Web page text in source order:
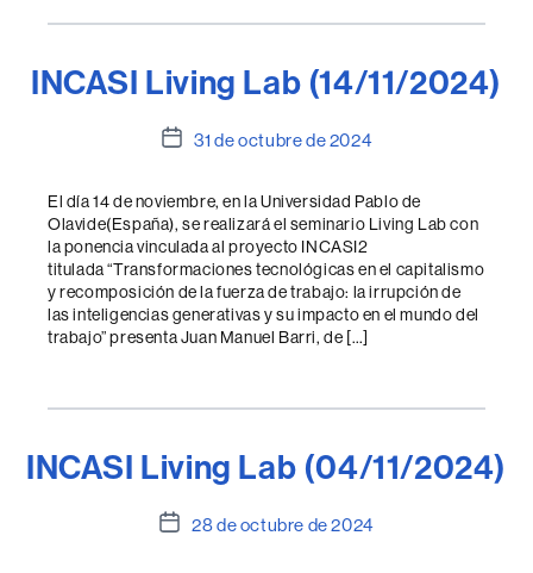
INCASI Living Lab (14/11/2024)
Fecha
entrada
31 de octubre de 2024
El día 14 de noviembre, en la Universidad Pablo de
Olavide(España), se realizará el seminario Living Lab con
la ponencia vinculada al proyecto INCASI2
titulada “Transformaciones tecnológicas en el capitalismo
y recomposición de la fuerza de trabajo: la irrupción de
las inteligencias generativas y su impacto en el mundo del
trabajo” presenta Juan Manuel Barri, de […]
INCASI Living Lab (04/11/2024)
Fecha28 de octubre de 2024